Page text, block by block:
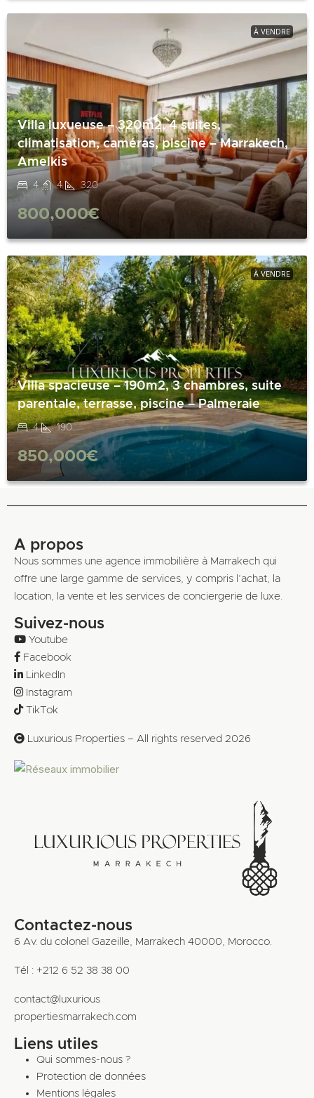
À VENDRE
Villa luxueuse – 320m2, 4 suites,
climatisation, caméras, piscine – Marrakech,
Amelkis
4 4 320
800,000€
À VENDRE
Villa spacieuse – 190m2, 3 chambres, suite
parentale, terrasse, piscine – Palmeraie
4 190
850,000€
A propos
Nous sommes une agence immobilière à Marrakech qui
offre une large gamme de services, y compris l’achat, la
location, la vente et les services de conciergerie de luxe.
Suivez-nous
Youtube
Facebook
LinkedIn
Instagram
TikTok
Luxurious Properties – All rights reserved 2026
Contactez-nous
6 Av. du colonel Gazeille, Marrakech 40000, Morocco.
Tél : +212 6 52 38 38 00
contact@luxurious
propertiesmarrakech.com
Liens utiles
Qui sommes-nous ?
Protection de données
Mentions légales